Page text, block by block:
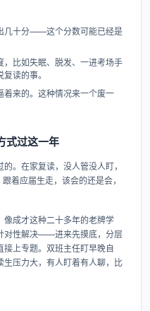
几十分——这个分数可能已经是
比如失眠、脱发、一进考场手
读的事。
着来的。这种情况来一个废一
式过这一年
。在家复读，没人管没人盯，
着应届生走，该会的还是会，
像成才这种二十多年的老牌学
对性解决——进来先摸底，分层
上专题。双班主任盯早晚自
生压力大，有人盯着有人聊，比